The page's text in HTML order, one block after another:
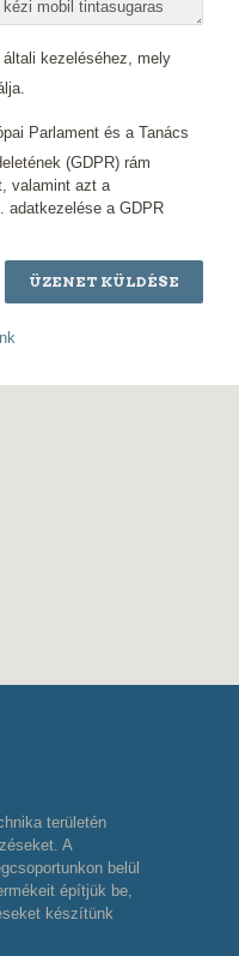
kezeléséhez, mely
Parlament és a Tanács
(GDPR) rám
valamint azt a
adatkezelése a GDPR
ÜZENET KÜLDÉSE
területén
A
belül
építjük be,
készítünk